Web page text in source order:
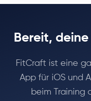
Bereit,
FitCraft ist eine
App für iOS und
beim Training